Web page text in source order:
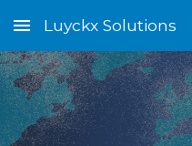
Skip to main content
Luyckx Solutions